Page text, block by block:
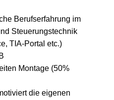
Berufserfahrung im
Steuerungstechnik
TIA-Portal etc.)
Montage (50%
die eigenen